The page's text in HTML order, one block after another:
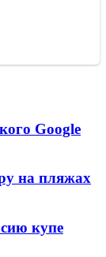
Google
на пляжах
купе